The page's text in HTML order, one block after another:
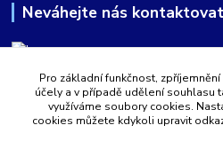
Neváhejte nás kontaktovat
Martin Kabíček
8:00 - 16:00 hod.
Pro základní funkčnost,
účely a v případě udělení souhlasu
využíváme soubory cookies.
cookies můžete kdykoli upravit